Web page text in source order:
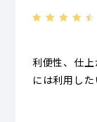
利便性、仕
には利用した